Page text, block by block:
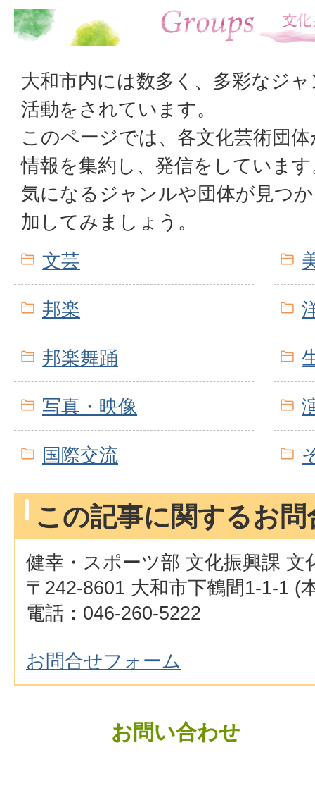
大和市内には数多く、多彩なジ
活動をされています。
このページでは、各文化芸術団
情報を集約し、発信をしていま
気になるジャンルや団体が見つ
加してみましょう。
文芸
邦楽
邦楽舞踊
写真・映像
国際交流
この記事に関するお問
健幸・スポーツ部 文化振興課 文
〒242-8601 大和市下鶴間1-1-1 (
電話：046-260-5222
お問合せフォーム
お問い合わせ